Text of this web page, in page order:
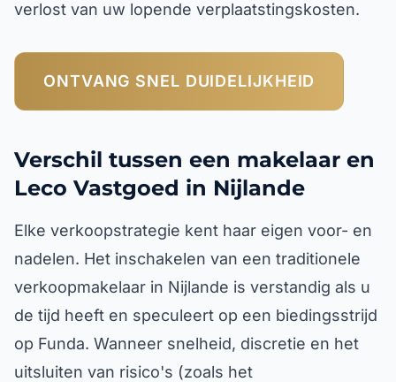
verlost van uw lopende verplaatstingskosten.
ONTVANG SNEL DUIDELIJKHEID
Verschil tussen een makelaar en
Leco Vastgoed in Nijlande
Elke verkoopstrategie kent haar eigen voor- en
nadelen. Het inschakelen van een traditionele
verkoopmakelaar in Nijlande is verstandig als u
de tijd heeft en speculeert op een biedingsstrijd
op Funda. Wanneer snelheid, discretie en het
uitsluiten van risico's (zoals het